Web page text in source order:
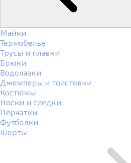
Майки
Термобелье
Трусы и плавки
Брюки
Водолазки
Джемперы и толстовки
Костюмы
Носки и следки
Перчатки
Футболки
Шорты